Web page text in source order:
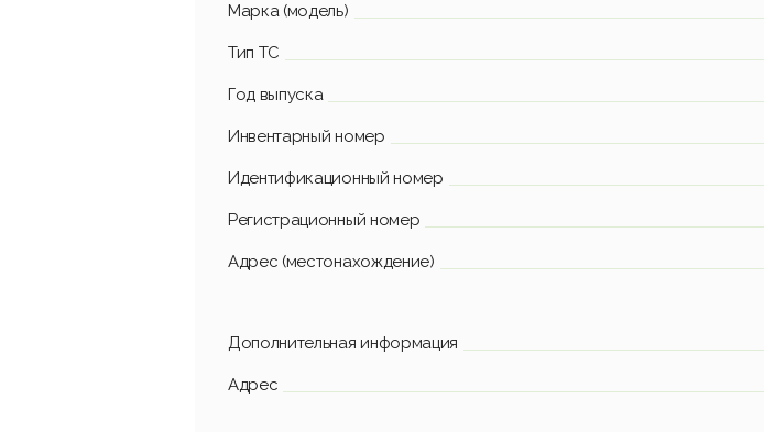
Марка (модель)
Тип ТС
Год выпуска
Инвентарный номер
Идентификационный номер
Регистрационный номер
Адрес (местонахождение)
Дополнительная информация
Адрес